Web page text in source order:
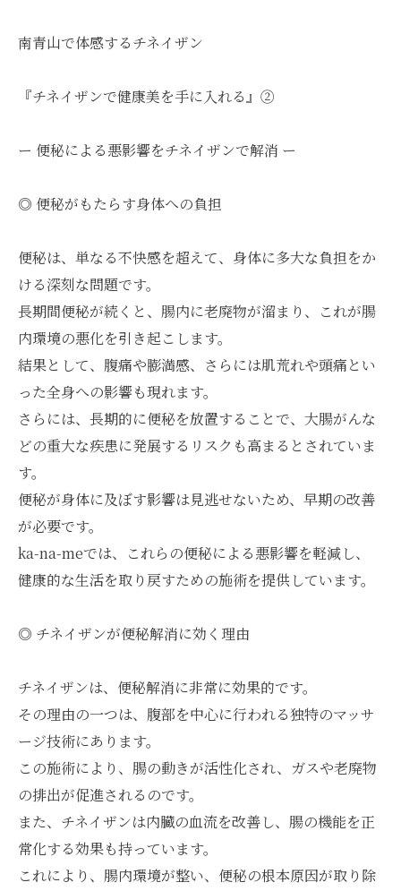
南青山で体感するチネイザン
『チネイザンで健康美を手に入れる』②
ー 便秘による悪影響をチネイザンで解消 ー
◎ 便秘がもたらす身体への負担
便秘は、単なる不快感を超えて、身体に多大な負担をか
ける深刻な問題です。
長期間便秘が続くと、腸内に老廃物が溜まり、これが腸
内環境の悪化を引き起こします。
結果として、腹痛や膨満感、さらには肌荒れや頭痛とい
った全身への影響も現れます。
さらには、長期的に便秘を放置することで、大腸がんな
どの重大な疾患に発展するリスクも高まるとされていま
す。
便秘が身体に及ぼす影響は見逃せないため、早期の改善
が必要です。
ka-na-meでは、これらの便秘による悪影響を軽減し、
健康的な生活を取り戻すための施術を提供しています。
◎ チネイザンが便秘解消に効く理由
チネイザンは、便秘解消に非常に効果的です。
その理由の一つは、腹部を中心に行われる独特のマッサ
ージ技術にあります。
この施術により、腸の動きが活性化され、ガスや老廃物
の排出が促進されるのです。
また、チネイザンは内臓の血流を改善し、腸の機能を正
常化する効果も持っています。
これにより、腸内環境が整い、便秘の根本原因が取り除